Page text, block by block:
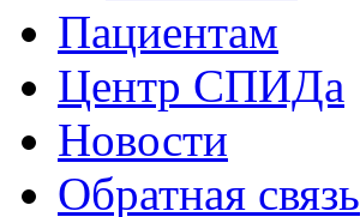
Пациентам
Центр СПИДа
Новости
Обратная связь